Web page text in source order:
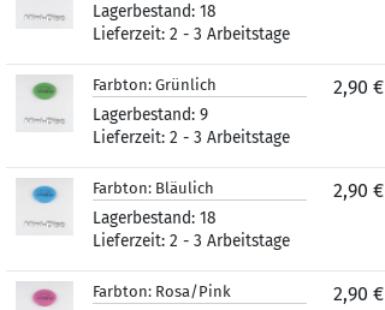
Lagerbestand: 18
Lieferzeit: 2 - 3 Arbeitstage
Farbton: Grünlich
Lagerbestand: 9
Lieferzeit: 2 - 3 Arbeitstage
2,90 €
Farbton: Bläulich
Lagerbestand: 18
Lieferzeit: 2 - 3 Arbeitstage
2,90 €
Farbton: Rosa/Pink 2,90 €